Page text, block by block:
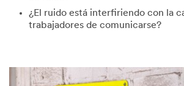
¿El ruido está interfiriendo con la
trabajadores de comunicarse?